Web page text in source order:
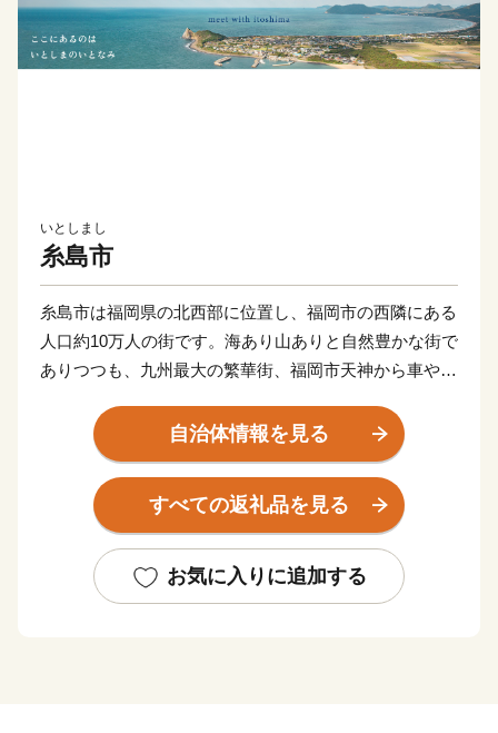
いとしまし
糸島市
糸島市は福岡県の北西部に位置し、福岡市の西隣にある
人口約10万人の街です。海あり山ありと自然豊かな街で
ありつつも、九州最大の繁華街、福岡市天神から車や電
近年は「移住したいまちランキング」でも上位に入るこ
ともあり、移住してこられる方も多くなりました。会社
員だけでなく、芸術家等の創作活動の場としても多くの
また、糸島野菜、果物や糸島牛、豚などは東京の飲食店
自治体情報を見る
すべての返礼品を見る
お気に入りに追加する